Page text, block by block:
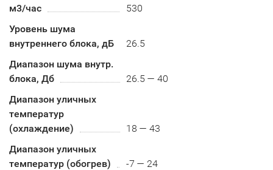
м3/час
530
Уровень шума
внутреннего блока, дБ
26.5
Диапазон шума внутр.
блока, Дб
26.5 — 40
Диапазон уличных
температур
(охлаждение)
18 — 43
Диапазон уличных
температур (обогрев)
-7 — 24